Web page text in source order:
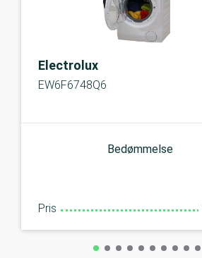
Electrolux
EW6F6748Q6
Bedømmelse
Pris